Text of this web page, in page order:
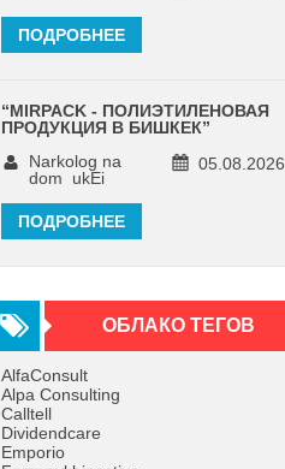
ПОДРОБНЕЕ
“MIRPACK - ПОЛИЭТИЛЕНОВАЯ
ПРОДУКЦИЯ В БИШКЕК”
05.08.2026
Narkolog na
dom_ukEi
ПОДРОБНЕЕ
ОБЛАКО ТЕГОВ
AlfaConsult
Alpa Consulting
Calltell
Dividendcare
Emporio